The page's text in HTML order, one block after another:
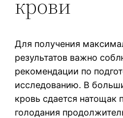
крови
Для получения
результатов важно
рекомендации по
исследованию. В
кровь сдается натощак
голодания